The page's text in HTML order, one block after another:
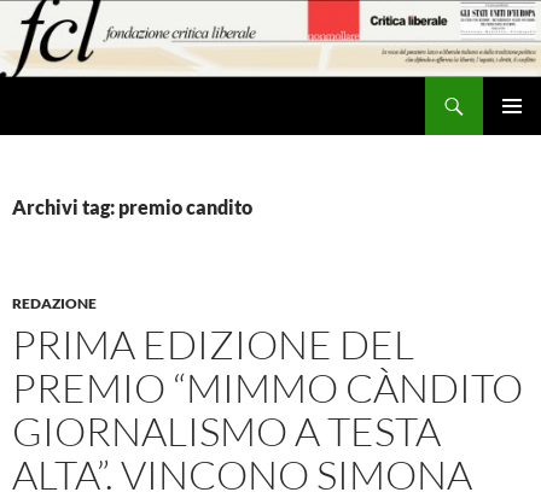
contenuto
Archivi tag: premio candito
REDAZIONE
PRIMA EDIZIONE DEL
PREMIO “MIMMO CÀNDITO
GIORNALISMO A TESTA
ALTA”. VINCONO SIMONA